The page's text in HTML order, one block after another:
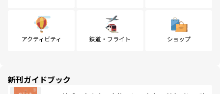
アクティビティ 鉄道・フライト ショップ
新刊ガイドブック